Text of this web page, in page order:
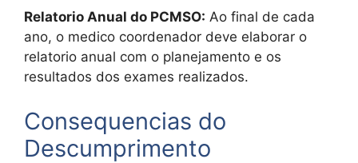
Relatorio Anual do PCMSO: Ao final de cada
ano, o medico coordenador deve elaborar o
relatorio anual com o planejamento e os
resultados dos exames realizados.
Consequencias do
Descumprimento